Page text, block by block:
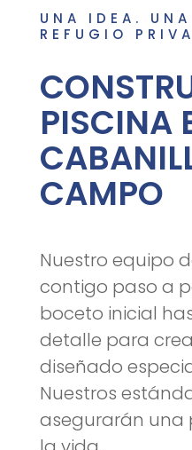
UNA IDEA.
REFUGIO
PISCINA
CAMPO
Nuestro equipo
contigo paso a
boceto inicial
detalle para
diseñado
Nuestros
asegurarán una